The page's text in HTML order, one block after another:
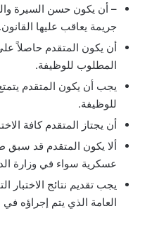
– أن يكون حسن السيرة
جريمة يعاقب عليها القانون.
أن يكون المتقدم حاصلاً
المطلوب للوظيفة.
يجب أن يكون المتقدم يتمتع
للوظيفة.
أن يجتاز المتقدم كافة
ألا يكون المتقدم قد
عسكرية سواء في وزارة
يجب تقديم نتائج الاختبار
العامة الذي يتم إجراؤه